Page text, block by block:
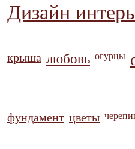
Дизайн
крыша любовь огурцы
фундамент цветы